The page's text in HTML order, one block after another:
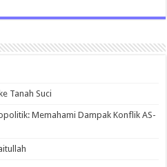
Tanah Suci
Memahami Dampak Konflik AS-